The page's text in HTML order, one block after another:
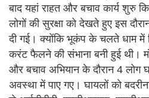
बाद यहां राहत और बचाव कार्य शुरु
लोगों की सुरक्षा को देखते हुए इस
दी गई। क्योंकि भूकंप के चलते धाम में
करंट फैलने की संभाना बनी हुई थी।
और बचाव अभियान के दौरान 4 लोग
अवस्था में पाए गए। घायलों को